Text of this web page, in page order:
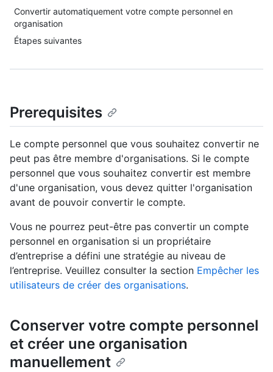
Convertir automatiquement votre compte personnel en
organisation
Étapes suivantes
Prerequisites
Le compte personnel que vous souhaitez convertir ne
peut pas être membre d'organisations. Si le compte
personnel que vous souhaitez convertir est membre
d'une organisation, vous devez quitter l'organisation
avant de pouvoir convertir le compte.
Vous ne pourrez peut-être pas convertir un compte
personnel en organisation si un propriétaire
d’entreprise a défini une stratégie au niveau de
l’entreprise. Veuillez consulter la section Empêcher les
utilisateurs de créer des organisations.
Conserver votre compte personnel
et créer une organisation
manuellement